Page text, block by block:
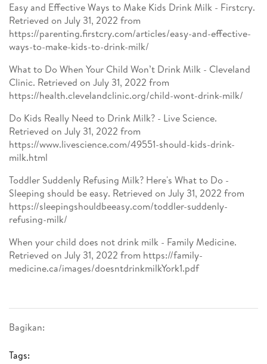
Bagikan:
Tags:
Easy and Effective Ways to Make Kids Drink Milk - Firstcry.
Retrieved on July 31, 2022 from
https://parenting.firstcry.com/articles/easy-and-effective-
ways-to-make-kids-to-drink-milk/
What to Do When Your Child Won’t Drink Milk - Cleveland
Clinic. Retrieved on July 31, 2022 from
https://health.clevelandclinic.org/child-wont-drink-milk/
Do Kids Really Need to Drink Milk? - Live Science.
Retrieved on July 31, 2022 from
https://www.livescience.com/49551-should-kids-drink-
milk.html
Toddler Suddenly Refusing Milk? Here's What to Do -
Sleeping should be easy. Retrieved on July 31, 2022 from
https://sleepingshouldbeeasy.com/toddler-suddenly-
refusing-milk/
When your child does not drink milk - Family Medicine.
Retrieved on July 31, 2022 from https://family-
medicine.ca/images/doesntdrinkmilkYork1.pdf